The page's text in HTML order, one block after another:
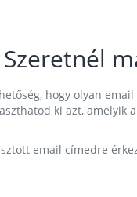
Szeretnél
hogy olyan
ki azt, amelyik
email címedre